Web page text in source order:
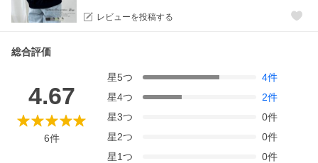
レビューを投稿する
総合評価
4.67
6件
星5つ 4件
星4つ 2件
星3つ 0件
星2つ 0件
星1つ 0件